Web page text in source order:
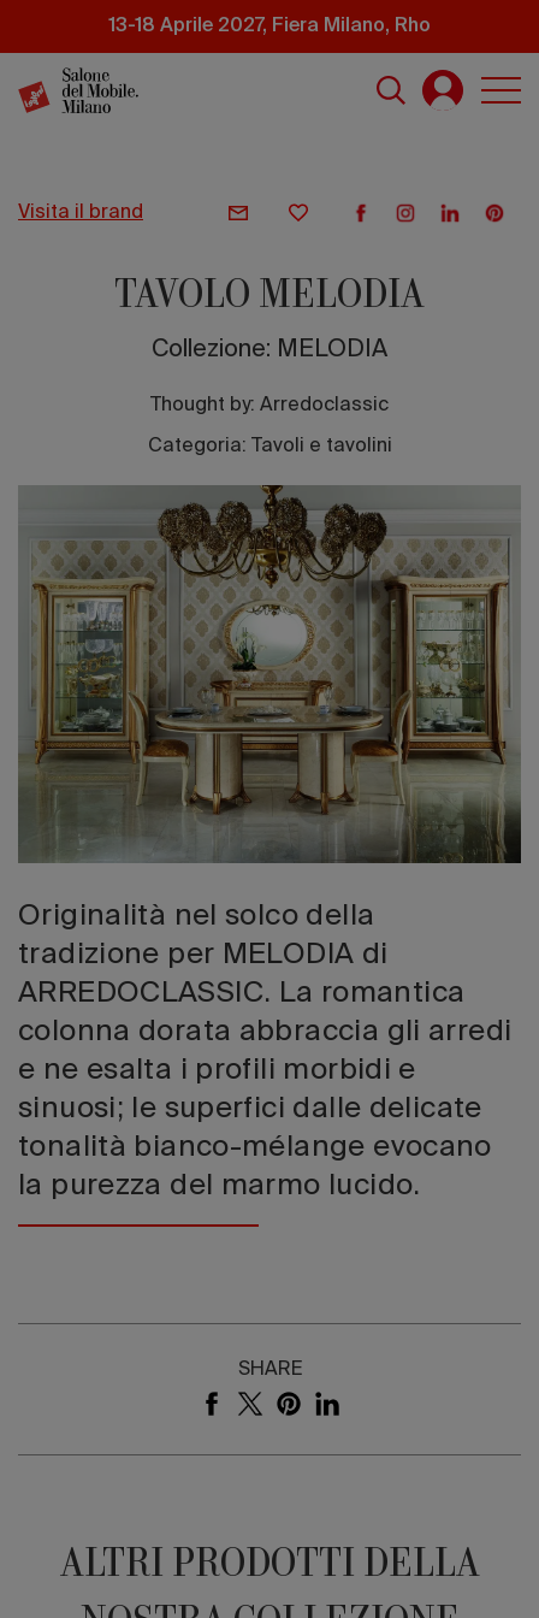
principale
13-18 Aprile 2027, Fiera Milano, Rho
Edizione
visita il brand
TAVOLO MELODIA
Collezione: MELODIA
Thought by: Arredoclassic
Categoria: Tavoli e tavolini
Originalità nel solco della
tradizione per MELODIA di
ARREDOCLASSIC. La romantica
colonna dorata abbraccia gli arredi
e ne esalta i profili morbidi e
sinuosi; le superfici dalle delicate
tonalità bianco-mélange evocano
la purezza del marmo lucido.
SHARE
ALTRI PRODOTTI DELLA